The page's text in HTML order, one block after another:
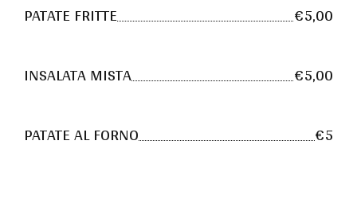
PATATE FRITTE €5,00
INSALATA MISTA €5,00
PATATE AL FORNO €5